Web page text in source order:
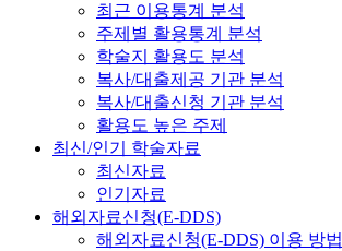
최근 이용통계 분석
주제별 활용통계 분석
학술지 활용도 분석
복사/대출제공 기관 분석
복사/대출신청 기관 분석
활용도 높은 주제
최신/인기 학술자료
최신자료
인기자료
해외자료신청(E-DDS)
해외자료신청(E-DDS) 이용 방법